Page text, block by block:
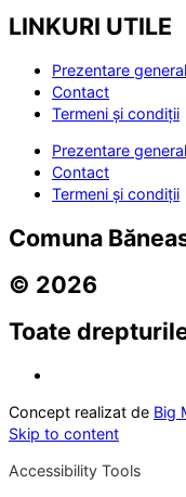
LINKURI UTILE
Prezentare
Contact
Termeni și condiții
Prezentare
Contact
Termeni și condiții
Comuna
© 2026
Toate
Concept realizat de Big
Skip to content
Accessibility Tools